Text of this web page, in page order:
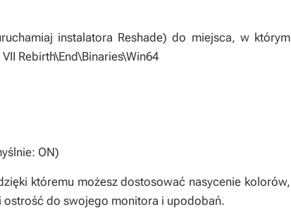
instalatora Reshade) do miejsca, w którym
Rebirth\End\Binaries\Win64
ON)
któremu możesz dostosować nasycenie kolorów,
ostrość do swojego monitora i upodobań.